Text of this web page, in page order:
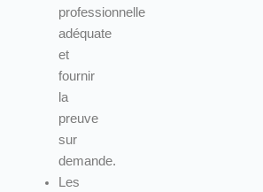
professionnelle
adéquate
et
fournir
la
preuve
sur
demande.
Les